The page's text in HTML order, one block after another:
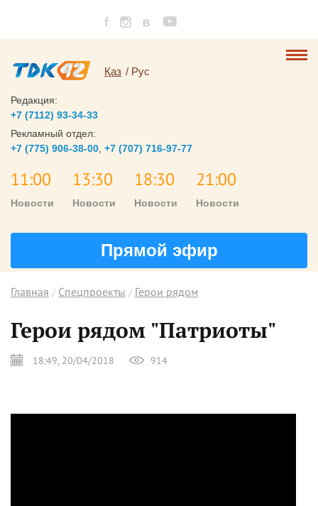
Қаз Рус
Редакция:
+7 (7112) 93-34-33
Рекламный отдел:
+7 (775) 906-38-00 +7 (707) 716-97-77
11:00
Новости
13:30
Новости
18:30
Новости
21:00
Новости
Прямой эфир
Главная Спецпроекты Герои рядом
Герои рядом "Патриоты"
18:49, 20/04/2018 914